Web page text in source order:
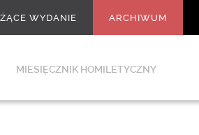
WYDANIE ARCHIWUM
MIESIĘCZNIK HOMILETYCZNY